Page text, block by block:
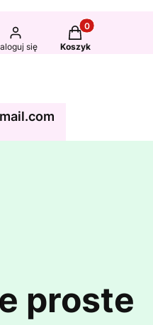
się
Produkty w
Koszyk
proste